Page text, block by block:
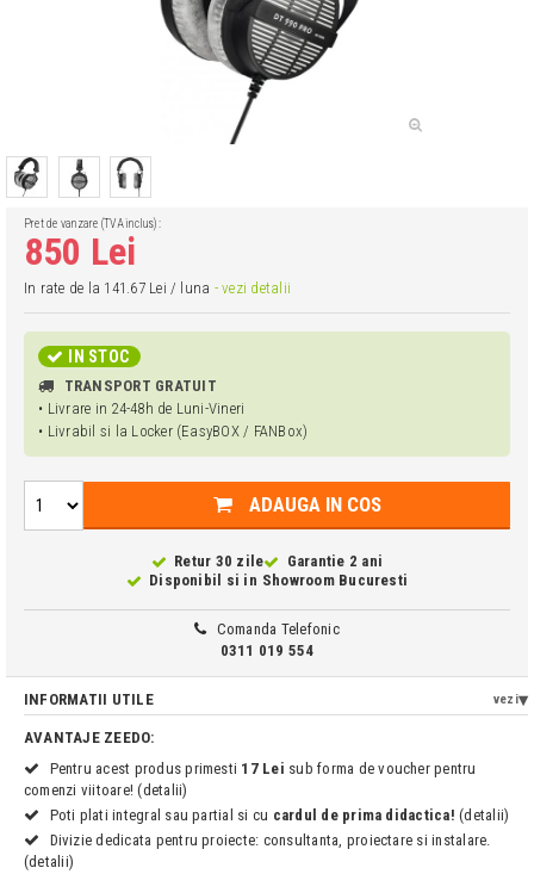
Pret de vanzare (TVA inclus):
850 Lei
In rate de la 141.67 Lei / luna - vezi detalii
IN STOC
TRANSPORT GRATUIT
• Livrare in 24-48h de Luni-Vineri
• Livrabil si la Locker (EasyBOX / FANBox)
ADAUGA IN COS
Retur 30 zile
Garantie 2 ani
Disponibil si in Showroom Bucuresti
Comanda Telefonic
0311 019 554
INFORMATII UTILE vezi
AVANTAJE ZEEDO:
Pentru acest produs primesti 17 Lei sub forma de voucher pentru
comenzi viitoare! (detalii)
Poti plati integral sau partial si cu cardul de prima didactica! (detalii)
Divizie dedicata pentru proiecte: consultanta, proiectare si instalare.
(detalii)